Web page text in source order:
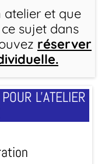
atelier et que
sujet dans
réserver
.
L'ATELIER